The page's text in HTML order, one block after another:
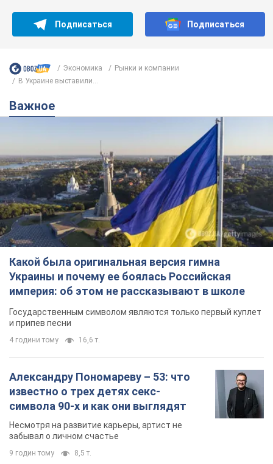
Подписаться Подписаться
Экономика
Рынки и компании
В Украине выставили...
Важное
Какой была оригинальная версия гимна
Украины и почему ее боялась Российская
империя: об этом не рассказывают в школе
Государственным символом являются только первый куплет
и припев песни
4 години тому 16,6 т.
Александру Пономареву – 53: что
известно о трех детях секс-
символа 90-х и как они выглядят
Несмотря на развитие карьеры, артист не
забывал о личном счастье
9 годин тому 8,5 т.